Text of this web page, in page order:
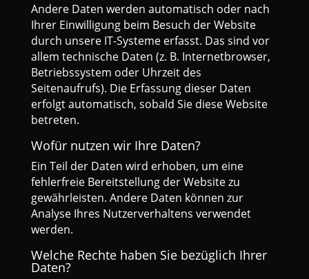
Andere Daten werden automatisch oder nach
Ihrer Einwilligung beim Besuch der Website
durch unsere IT-Systeme erfasst. Das sind vor
allem technische Daten (z. B. Internetbrowser,
Betriebssystem oder Uhrzeit des
Seitenaufrufs). Die Erfassung dieser Daten
erfolgt automatisch, sobald Sie diese Website
betreten.
Wofür nutzen wir Ihre Daten?
Ein Teil der Daten wird erhoben, um eine
fehlerfreie Bereitstellung der Website zu
gewährleisten. Andere Daten können zur
Analyse Ihres Nutzerverhaltens verwendet
werden.
Welche Rechte haben Sie bezüglich Ihrer
Daten?